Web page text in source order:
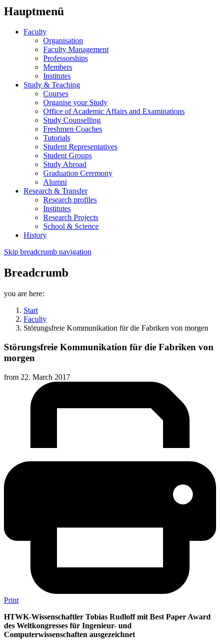
Hauptmenü
Faculty
Organisation
Faculty Management
Professorships
Members
Institutes
Study & Teaching
Courses
Organise your Study
Office of Academic Affairs and Examinations
Study Counselling
Freshmen Coaches
Tutorials
Student Representatives
Student Groups
Study Abroad
Graduation Ceremony
Alumni
Research & Transfer
Research profiles
Institutes
Research Projects
School & Science
History
Skip breadcrumb navigation
Breadcrumb
you are here:
Start
Faculty
Störungsfreie Kommunikation für die Fabriken von morgen
Störungsfreie Kommunikation für die Fabriken von
morgen
from 22. March 2017
Print
HTWK-Wissenschaftler Tobias Rudloff mit Best Paper Award
des Weltkongresses für Ingenieur- und
Computerwissenschaften ausgezeichnet